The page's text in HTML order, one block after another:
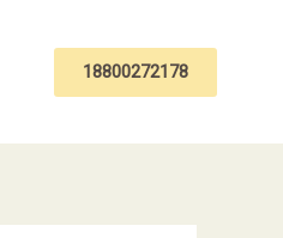
18800272178